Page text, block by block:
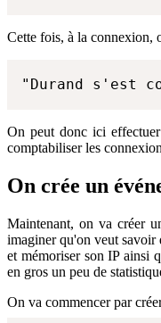
Cette fois, à la connexion,
"Durand s'est
On peut donc ici
comptabiliser les
On crée un
Maintenant, on va créer
imaginer qu'on veut savoir
et mémoriser son IP ainsi
en gros un peu de
On va commencer par